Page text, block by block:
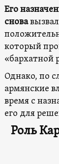
Его
снова
который
«бархатной
Однако, по
армянские
время с
его для
Роль